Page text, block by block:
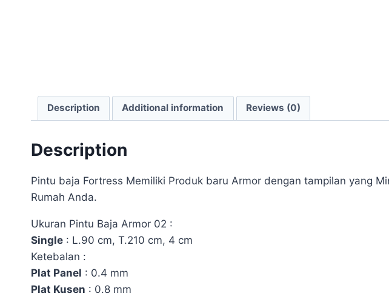
Description Additional information Reviews (0)
Description
Pintu baja Fortress Memiliki Produk baru Armor dengan tampilan yang
Rumah Anda.
Ukuran Pintu Baja Armor 02 :
Single : L.90 cm, T.210 cm, 4 cm
Ketebalan :
Plat Panel : 0.4 mm
Plat Kusen : 0.8 mm